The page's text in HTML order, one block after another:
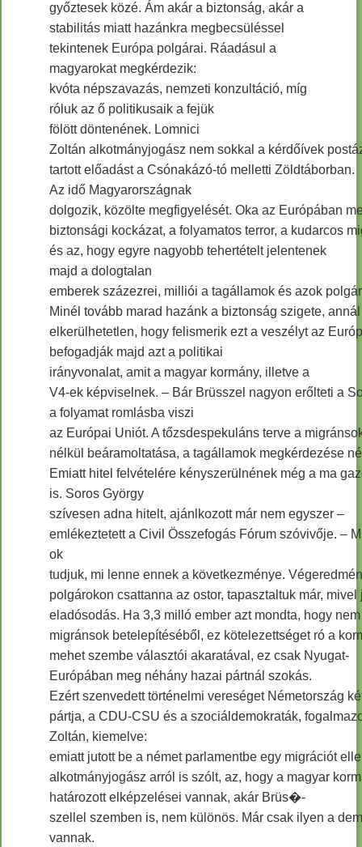
győztesek közé. Ám akár a biztonság, akár a
stabilitás miatt hazánkra megbecsüléssel
tekintenek Európa polgárai. Ráadásul a
magyarokat megkérdezik:
kvóta népszavazás, nemzeti konzultáció, míg
róluk az ő politikusaik a fejük
fölött döntenének. Lomnici
Zoltán alkotmányjogász nem sokkal a kérdőívek
tartott előadást a Csónakázó-tó melletti Zöldtáborban.
Az idő Magyarországnak
dolgozik, közölte megfigyelését. Oka az Európában
biztonsági kockázat, a folyamatos terror, a kudarcos
és az, hogy egyre nagyobb tehertételt jelentenek
majd a dologtalan
emberek százezrei, milliói a tagállamok és azok
Minél tovább marad hazánk a biztonság szigete,
elkerülhetetlen, hogy felismerik ezt a veszélyt az
befogadják majd azt a politikai
irányvonalat, amit a magyar kormány, illetve a
V4-ek képviselnek. – Bár Brüsszel nagyon erőlteti a
a folyamat romlásba viszi
az Európai Uniót. A tőzsdespekuláns terve a
nélkül beáramoltatása, a tagállamok megkérdezése
Emiatt hitel felvételére kényszerülnének még a ma
is. Soros György
szívesen adna hitelt, ajánlkozott már nem egyszer –
emlékeztetett a Civil Összefogás Fórum szóvivője. –
ok
tudjuk, mi lenne ennek a következménye.
polgárokon csattanna az ostor, tapasztaltuk már, mivel
eladósodás. Ha 3,3 milló ember azt mondta, hogy
migránsok betelepítéséből, ez kötelezettséget ró a
mehet szembe választói akaratával, ez csak Nyugat-
Európában meg néhány hazai pártnál szokás.
Ezért szenvedett történelmi vereséget Németország
pártja, a CDU-CSU és a szociáldemokraták,
Zoltán, kiemelve:
emiatt jutott be a német parlamentbe egy migrációt
alkotmányjogász arról is szólt, az, hogy a magyar
határozott elképzelései vannak, akár Brüs�-
szellel szemben is, nem különös. Már csak ilyen a
vannak.